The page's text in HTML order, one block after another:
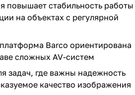
повышает стабильность работы
на объектах с регулярной
Barco ориентирована
сложных AV-систем
задач, где важны надежность
качество изображения